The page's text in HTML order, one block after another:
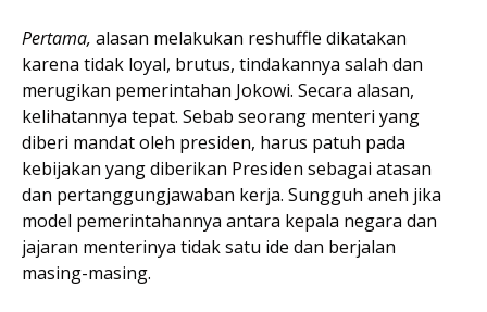
Pertama, alasan melakukan reshuffle dikatakan
karena tidak loyal, brutus, tindakannya salah dan
merugikan pemerintahan Jokowi. Secara alasan,
kelihatannya tepat. Sebab seorang menteri yang
diberi mandat oleh presiden, harus patuh pada
kebijakan yang diberikan Presiden sebagai atasan
dan pertanggungjawaban kerja. Sungguh aneh jika
model pemerintahannya antara kepala negara dan
jajaran menterinya tidak satu ide dan berjalan
masing-masing.